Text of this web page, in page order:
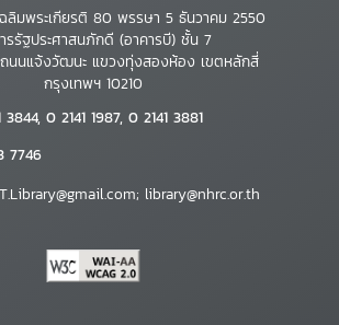
ลิมพระเกียรติ 80 พรรษา 5 ธันวาคม 2550
รรัฐประศาสนภักดี (อาคารบี) ชั้น 7
นนแจ้งวัฒนะ แขวงทุ่งสองห้อง เขตหลักสี่
กรุงเทพฯ 10210
3844, 0 2141 1987, 0 2141 3881
7746
library@nhrc.or.th